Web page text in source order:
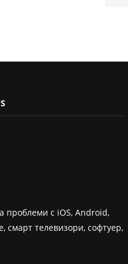
проблеми с iOS, Android,
смарт телевизори, софтуер,